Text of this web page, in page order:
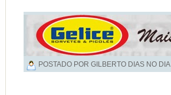
POSTADO POR GILBERTO DIAS NO DIA